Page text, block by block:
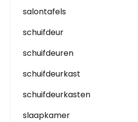
salontafels
schuifdeur
schuifdeuren
schuifdeurkast
schuifdeurkasten
slaapkamer